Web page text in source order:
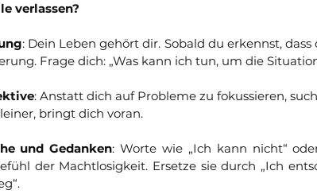
verlassen?
: Dein Leben gehört dir. Sobald du erkennst,
Frage dich: „Was kann ich tun, um die
: Anstatt dich auf Probleme zu fokussieren,
bringt dich voran.
und Gedanken: Worte wie „Ich kann nicht“
der Machtlosigkeit. Ersetze sie durch „Ich